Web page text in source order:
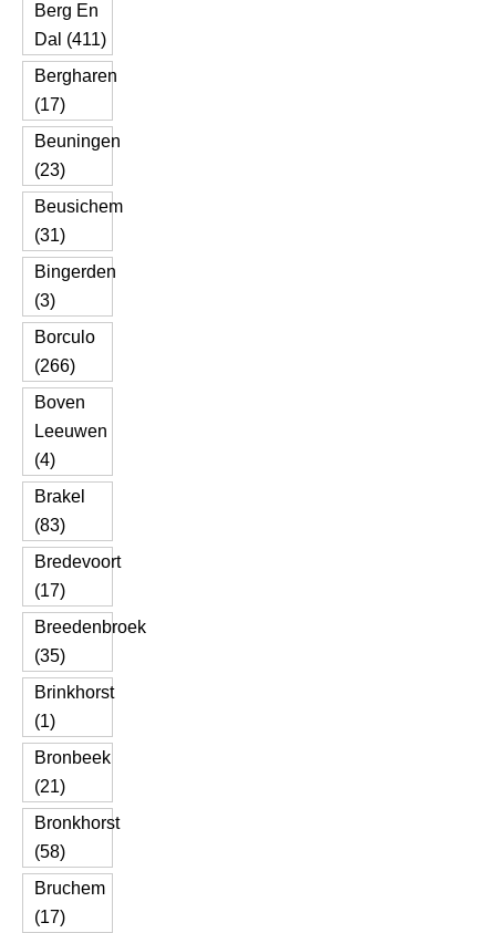
Berg En
Dal (411)
Bergharen
(17)
Beuningen
(23)
Beusichem
(31)
Bingerden
(3)
Borculo
(266)
Boven
Leeuwen
(4)
Brakel
(83)
Bredevoort
(17)
Breedenbroek
(35)
Brinkhorst
(1)
Bronbeek
(21)
Bronkhorst
(58)
Bruchem
(17)